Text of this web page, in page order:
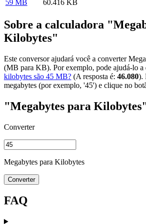
59 MB 60.416 KB
Sobre a calculadora
Kilobytes"
Este conversor ajudará você a converter
(MB para KB). Por exemplo, pode ajudá-lo a
kilobytes são 45 MB? (A resposta é: 46.080).
megabytes (por exemplo, '45') e clique no
"Megabytes para
Converter
Megabytes para Kilobytes
Converter
FAQ